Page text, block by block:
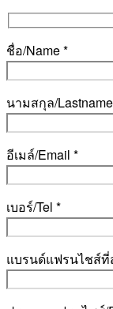
ชื่อ/Name *
นามสกุล/
อีเมล์/Email *
เบอร์/Tel *
แบรนด์แฟรนไชส์ที่